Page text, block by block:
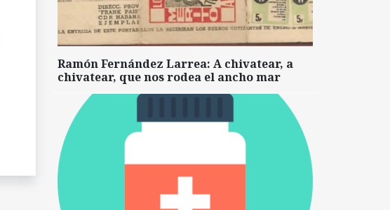
Ramón Fernández Larrea: A chivatear, a
chivatear, que nos rodea el ancho mar